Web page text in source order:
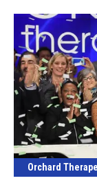
Orchard